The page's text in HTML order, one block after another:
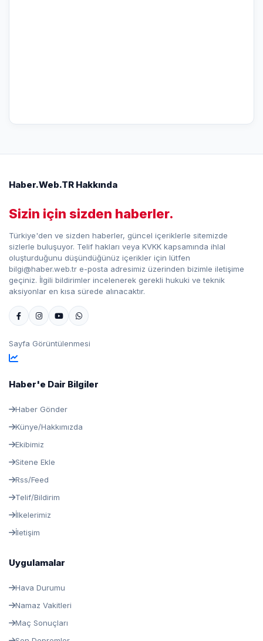
Haber.Web.TR Hakkında
Sizin için sizden haberler.
Türkiye'den ve sizden haberler, güncel içeriklerle sitemizde
sizlerle buluşuyor. Telif hakları veya KVKK kapsamında ihlal
oluşturduğunu düşündüğünüz içerikler için lütfen
bilgi@haber.web.tr e-posta adresimiz üzerinden bizimle iletişime
geçiniz. İlgili bildirimler incelenerek gerekli hukuki ve teknik
aksiyonlar en kısa sürede alınacaktır.
Sayfa Görüntülenmesi
Haber'e Dair Bilgiler
Haber Gönder
Künye/Hakkımızda
Ekibimiz
Sitene Ekle
Rss/Feed
Telif/Bildirim
İlkelerimiz
İletişim
Uygulamalar
Hava Durumu
Namaz Vakitleri
Maç Sonuçları